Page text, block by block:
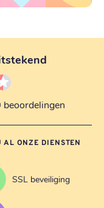
AL ONZE DIENSTEN
SSL beveiliging